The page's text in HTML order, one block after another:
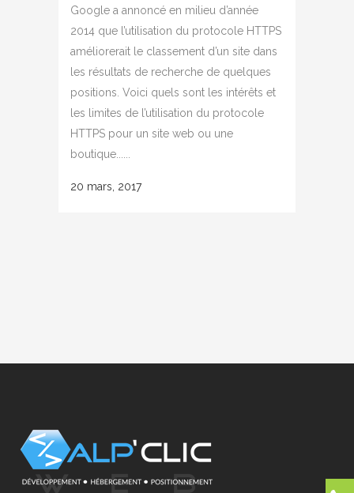
Google a annoncé en milieu d’année
2014 que l’utilisation du protocole HTTPS
améliorerait le classement d’un site dans
les résultats de recherche de quelques
positions. Voici quels sont les intérêts et
les limites de l’utilisation du protocole
HTTPS pour un site web ou une
boutique......
20 mars, 2017